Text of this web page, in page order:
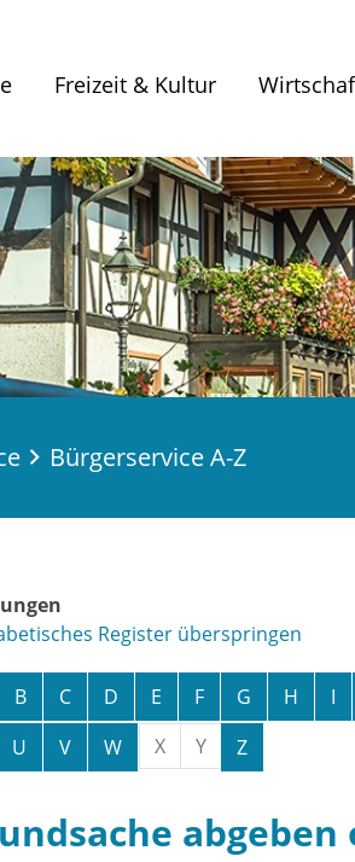
Freizeit & Kultur
Bürgerservice A-Z
Register überspringen
B C D E F G H I
U V W X Y Z